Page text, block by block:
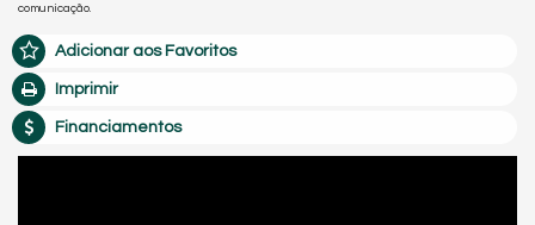
comunicação.
Adicionar aos Favoritos
Imprimir
Financiamentos